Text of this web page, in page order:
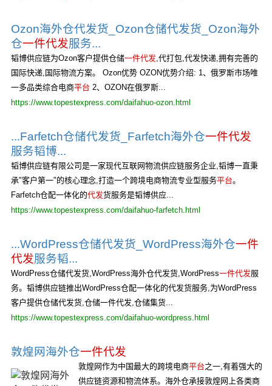
Ozon海外仓代发货_Ozon仓储代发货_Ozon海外
仓一件代发服务...
韬博供应链为Ozon客户提供仓储一件代发,代打包,代发快递,拥有完善的
国际快递,国际物流方案。 Ozon优势 OZON优势介绍: 1、俄罗斯市场唯
一多品类综合电商平台 2、OZON在俄罗斯...
https://www.topestexpress.com/daifahuo-ozon.html
...Farfetch仓储代发货_Farfetch海外仓一件代发
服务韬博...
韬博供应链有限公司是一家现代互联网物流供应链服务企业,韬博一直秉
承"客户第一"的核心理念,打造一个跨境电商物流专业型服务平台。
Farfetch仓配一体化的代发货服务是韬博供应...
https://www.topestexpress.com/daifahuo-farfetch.html
...WordPress仓储代发货_WordPress海外仓一件
代发服务韬...
WordPress仓储代发货,WordPress海外仓代发货,WordPress一件代发服
务。韬博供应链推出WordPress仓配一体化的代发货服务,为WordPress
客户提供仓储代发货,仓储一件代发,仓储集货...
https://www.topestexpress.com/daifahuo-wordpress.html
敦煌网海外仓一件代发
敦煌网作为中国最大的跨境电商平台之一,有着强大的
供应链资源和物流体系。海外仓承接敦煌网上各类商